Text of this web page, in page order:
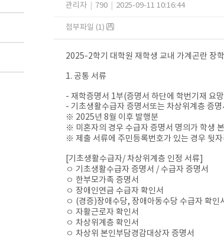
관리자 790 2025-09-11 10:16:44
첨부파일 (1)
2025-2학기 대학원 재학생 교내 가계곤란 장
1. 공통 서류
- 재학증명서 1부(증명서 하단에 학번기재 요
- 기초생활수급자 증명서또는 차상위계층 증
※ 2025년 8월 이후 발행분
※ 미혼자의 경우 수급자 증명서 명의가 학생
※ 제출 서류에 주민등록번호가 있는 경우 뒷
[기초생활수급자/ 차상위계층 인정 서류]
ㅇ 기초생활수급자 증명서 / 수급자 증명서
ㅇ 한부모가족 증명서
ㅇ 장애인연금 수급자 확인서
ㅇ (경증)장애수당, 장애아동수당 수급자 확인
ㅇ 자활근로자 확인서
ㅇ 차상위계층 확인서
ㅇ 차상위 본인부담경감대상자 증명서